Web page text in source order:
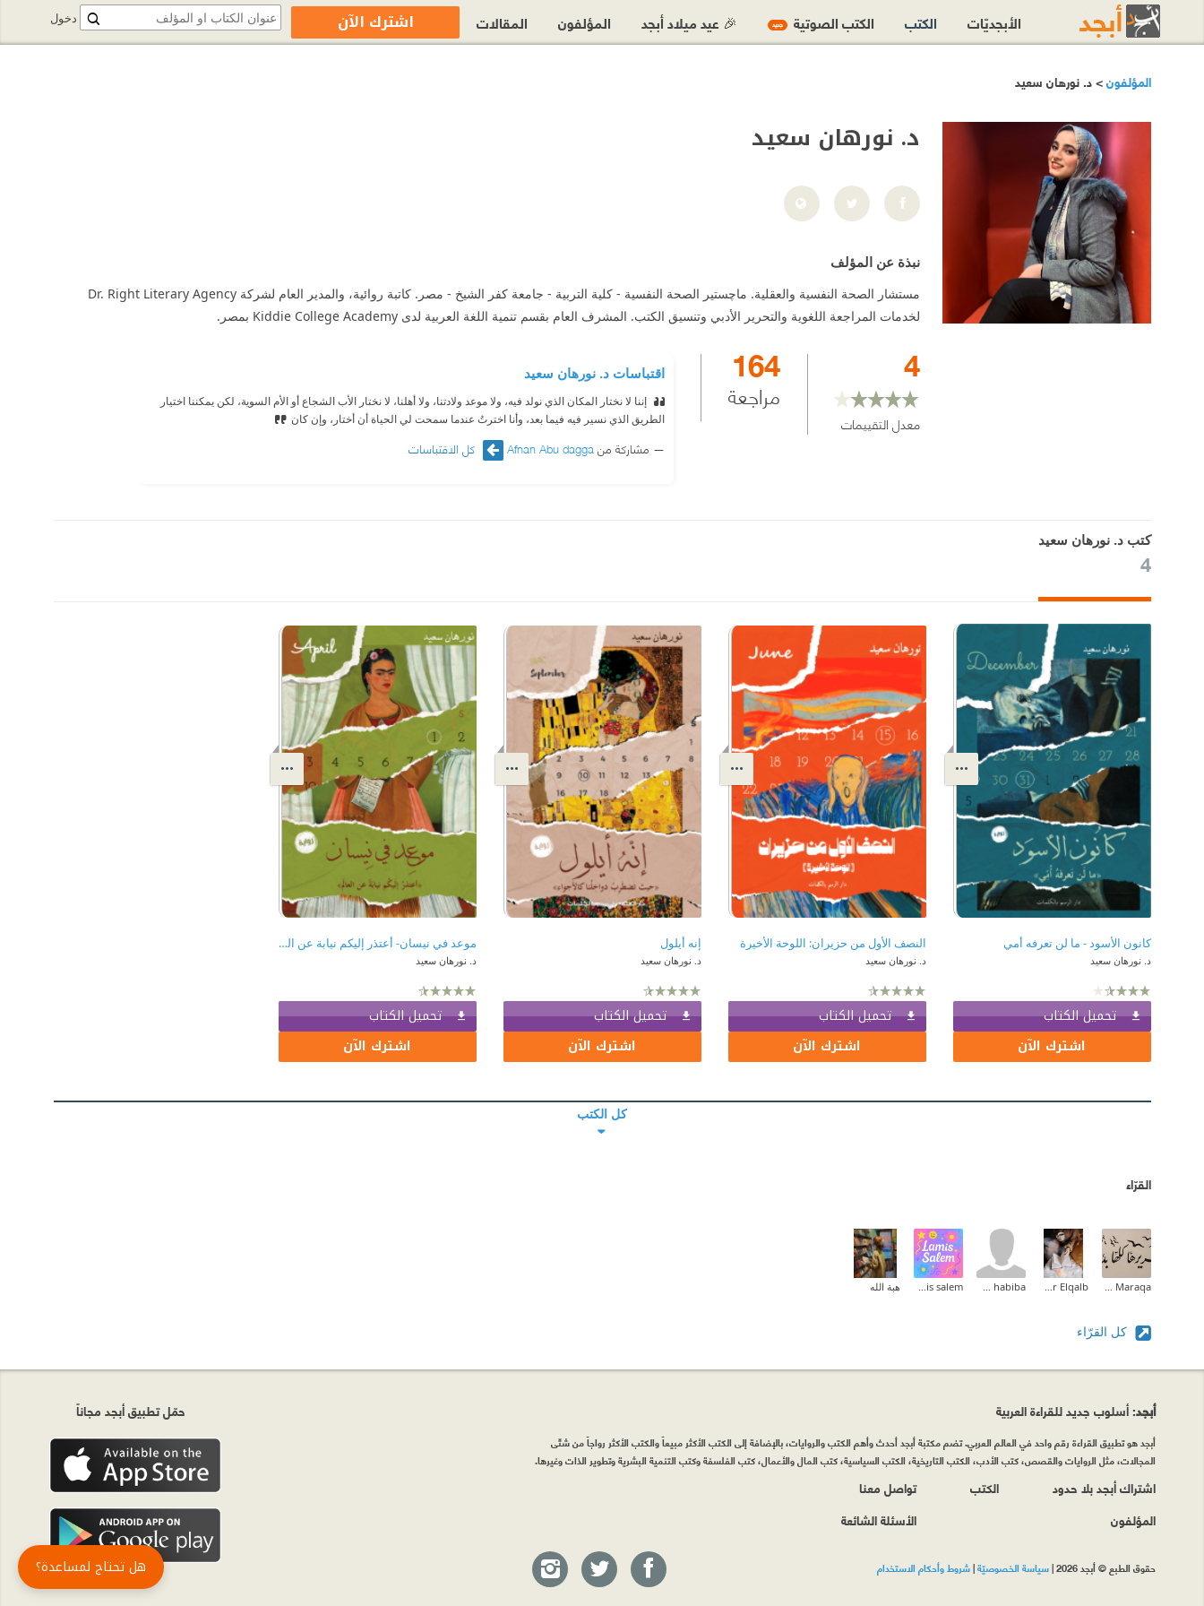
المؤلفون> د. نورهان سعيد
د. نورهان سعيد
نبذة عن المؤلف
مستشار الصحة النفسية والعقلية. ماچستير الصحة النفسية - كلية التربية - جامعة كفر الشيخ - مصر. كاتبة روائية، والمدير العام لشركة Dr. Right Literary Agency
لخدمات المراجعة اللغوية والتحرير الأدبي وتنسيق الكتب. المشرف العام بقسم تنمية اللغة العربية لدى Kiddie College Academy بمصر.
4
معدل التقييمات
164
مراجعة
اقتباسات د. نورهان سعيد
‫ ‏إننا لا نختار المكان الذي نولد فيه، ولا موعد ولادتنا، ولا أهلنا، لا نختار الأب الشجاع أو الأم السوية، لكن يمكننا اختيار
الطريق الذي نسير فيه فيما بعد، وأنا اخترتُ عندما سمحت لي الحياة أن أختار، وإن كان
مشاركة منAfnan Abu dagga كل الاقتباسات
كتب د. نورهان سعيد
4
كانون الأسود - ما لن تعرفه أمي
د. نورهان سعيد
تحميل الكتاب
اشترك الآن
النصف الأول من حزيران: اللوحة الأخيرة
د. نورهان سعيد
تحميل الكتاب
اشترك الآن
إنه أيلول
د. نورهان سعيد
تحميل الكتاب
اشترك الآن
موعد في نيسان- أعتذر إليكم نيابة عن العالم
د. نورهان سعيد
تحميل الكتاب
اشترك الآن
كل الكتب
القرّاء
هبة الله
كل القرّاء
دخول الأبجديّات الكتب الكتب الصوتية جديد 🎉 عيد ميلاد أبجد المؤلفون المقالات اشترك الآن
حمّل تطبيق أبجد مجاناً أبجد: أسلوب جديد للقراءة العربية
أبجد هو تطبيق القراءة رقم واحد في العالم العربي. تضم مكتبة أبجد أحدث وأهم الكتب والروايات، بالإضافة إلى الكتب الأكثر مبيعاً والكتب الأكثر رواجاً من شتّى
المجالات، مثل الروايات والقصص، كتب الأدب، الكتب التاريخية، الكتب السياسية، كتب المال والأعمال، كتب الفلسفة وكتب التنمية البشرية وتطوير الذات وغيرها.
اشتراك أبجد بلا حدود
المؤلفون
الكتب
تواصل معنا
الأسئلة الشائعة
حقوق الطبع © أبجد 2026 |سياسة الخصوصيّة|شروط وأحكام الاستخدام هل تحتاج لمساعدة؟